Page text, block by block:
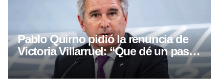
Pablo Quirno pidió la renuncia de
Victoria Villarruel: “Que dé un paso
al costado”